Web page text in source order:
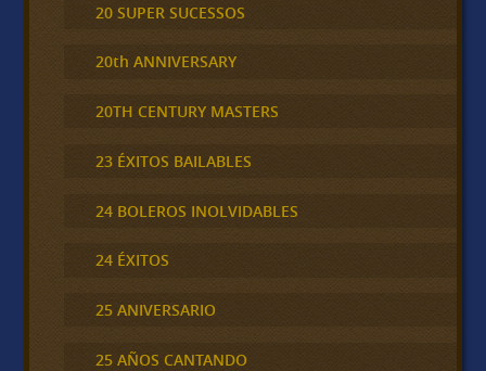
20 SUPER SUCESSOS
20th ANNIVERSARY
20TH CENTURY MASTERS
23 ÉXITOS BAILABLES
24 BOLEROS INOLVIDABLES
24 ÉXITOS
25 ANIVERSARIO
25 AÑOS CANTANDO